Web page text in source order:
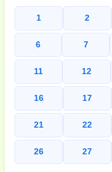
1 2
6 7
11 12
16 17
21 22
26 27